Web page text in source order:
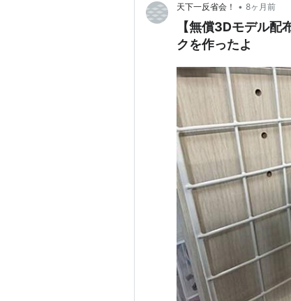
天下一反省会！ • 8ヶ月前
【無償3Dモデル配
クを作ったよ